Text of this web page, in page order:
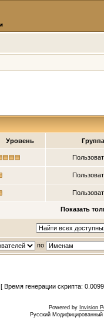
Уровень Группа
Показать
по
[ Время генерации скрипта:
Powered by Invision
Русский